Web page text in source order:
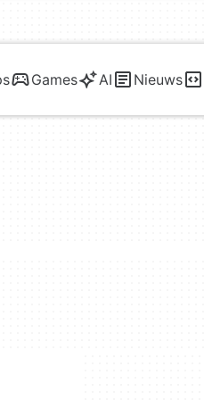
Games AI Nieuws